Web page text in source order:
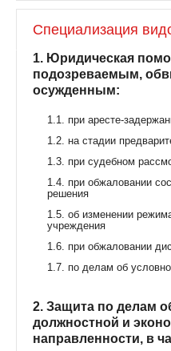
Специализация
1. Юридическая
подозреваемым,
осужденным:
1.1. при аресте-
1.2. на стадии
1.3. при судебном
1.4. при обжаловании
решения
1.5. об изменении
учреждения
1.6. при обжаловании
1.7. по делам об
2. Защита по делам
должностной и
направленности, в